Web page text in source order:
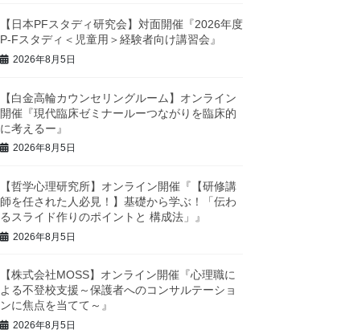
【日本PFスタディ研究会】対面開催『2026年度
P-Fスタディ＜児童用＞経験者向け講習会』
2026年8月5日
【白金高輪カウンセリングルーム】オンライン
開催『現代臨床ゼミナールーつながりを臨床的
に考えるー』
2026年8月5日
【哲学心理研究所】オンライン開催『【研修講
師を任された人必見！】基礎から学ぶ！「伝わ
るスライド作りのポイントと 構成法」』
2026年8月5日
【株式会社MOSS】オンライン開催『心理職に
よる不登校支援～保護者へのコンサルテーショ
ンに焦点を当てて～』
2026年8月5日